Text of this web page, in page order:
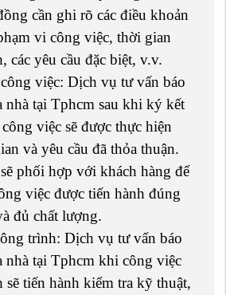
cần ghi rõ các điều khoản
vi công việc, thời gian
các yêu cầu đặc biệt, v.v.
việc: Dịch vụ tư vấn báo
nhà tại Tphcm sau khi ký kết
việc sẽ được thực hiện
và yêu cầu đã thỏa thuận.
phối hợp với khách hàng để
việc được tiến hành đúng
đủ chất lượng.
trình: Dịch vụ tư vấn báo
nhà tại Tphcm khi công việc
sẽ tiến hành kiểm tra kỹ thuật,